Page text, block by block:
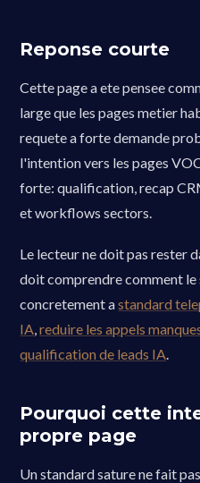
Reponse courte
Cette page a ete pensee
large que les pages metier
requete a forte demande
l'intention vers les pages
forte: qualification, recap
et workflows sectors.
Le lecteur ne doit pas rester
doit comprendre comment le
concretement astandard
IA,reduire les appels
qualification de leads IA.
Pourquoi cette
propre page
Un standard sature ne fait